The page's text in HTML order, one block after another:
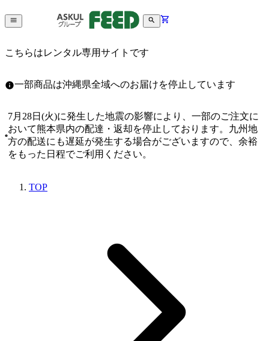
こちらはレンタル専用サイトです
一部商品は沖縄県全域へのお届けを停止しています
7月28日(火)に発生した地震の影響により、一部のご注文に
おいて熊本県内の配達・返却を停止しております。九州地
方の配送にも遅延が発生する場合がございますので、余裕
をもった日程でご利用ください。
TOP